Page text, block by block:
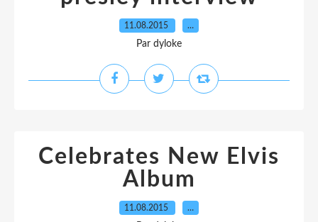
11.08.2015 …
Par dyloke
Celebrates New Elvis
Album
11.08.2015 …